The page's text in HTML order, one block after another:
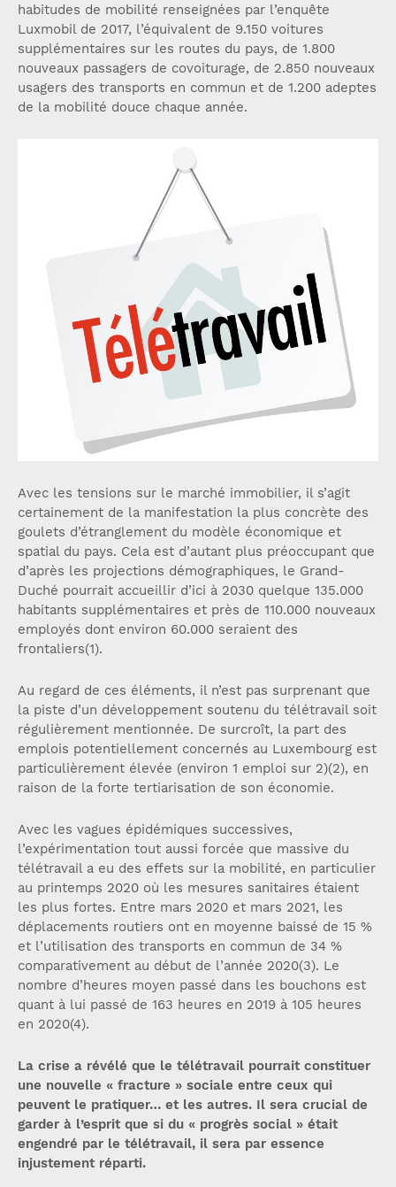
habitudes de mobilité renseignées par l’enquête
Luxmobil de 2017, l’équivalent de 9.150 voitures
supplémentaires sur les routes du pays, de 1.800
nouveaux passagers de covoiturage, de 2.850 nouveaux
usagers des transports en commun et de 1.200 adeptes
de la mobilité douce chaque année.
Avec les tensions sur le marché immobilier, il s’agit
certainement de la manifestation la plus concrète des
goulets d’étranglement du modèle économique et
spatial du pays. Cela est d’autant plus préoccupant que
d’après les projections démographiques, le Grand-
Duché pourrait accueillir d’ici à 2030 quelque 135.000
habitants supplémentaires et près de 110.000 nouveaux
employés dont environ 60.000 seraient des
frontaliers(1).
Au regard de ces éléments, il n’est pas surprenant que
la piste d’un développement soutenu du télétravail soit
régulièrement mentionnée. De surcroît, la part des
emplois potentiellement concernés au Luxembourg est
particulièrement élevée (environ 1 emploi sur 2)(2), en
raison de la forte tertiarisation de son économie.
Avec les vagues épidémiques successives,
l’expérimentation tout aussi forcée que massive du
télétravail a eu des effets sur la mobilité, en particulier
au printemps 2020 où les mesures sanitaires étaient
les plus fortes. Entre mars 2020 et mars 2021, les
déplacements routiers ont en moyenne baissé de 15 %
et l’utilisation des transports en commun de 34 %
comparativement au début de l’année 2020(3). Le
nombre d’heures moyen passé dans les bouchons est
quant à lui passé de 163 heures en 2019 à 105 heures
en 2020(4).
La crise a révélé que le télétravail pourrait constituer
une nouvelle « fracture » sociale entre ceux qui
peuvent le pratiquer… et les autres. Il sera crucial de
garder à l’esprit que si du « progrès social » était
engendré par le télétravail, il sera par essence
injustement réparti.